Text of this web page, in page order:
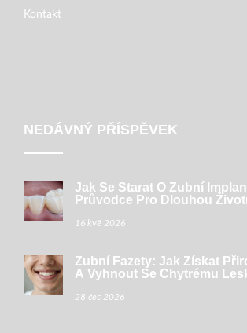
Kontakt
NEDÁVNÝ PŘÍSPĚVEK
Jak Se Starat O Zubní
Průvodce Pro Dlouhou
16 kvě 2026
Zubní Fazety: Jak Získat
A Vyhnout Se Chytrému
28 čec 2026